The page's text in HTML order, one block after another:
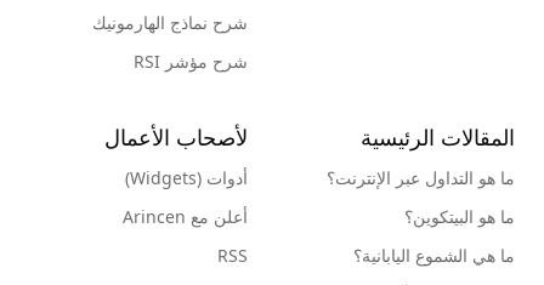
شرح نماذج الهارمونيك
شرح مؤشر RSI
المقالات الرئيسية
ما هو التداول عبر الإنترنت؟
ما هو البيتكوين؟
ما هي الشموع اليابانية؟
لأصحاب الأعمال
أدوات (Widgets)
أعلن مع Arincen
RSS